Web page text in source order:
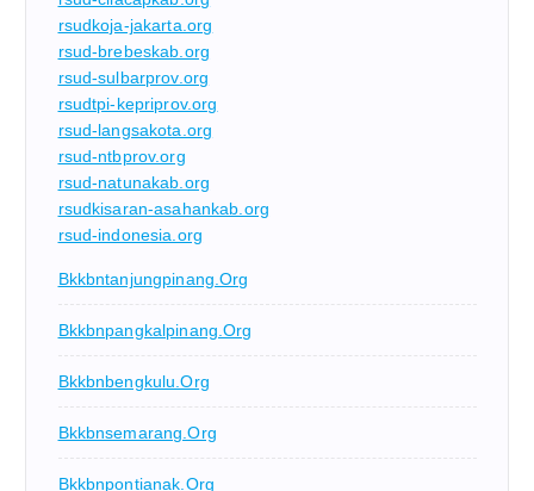
rsudkoja-jakarta.org
rsud-brebeskab.org
rsud-sulbarprov.org
rsudtpi-kepriprov.org
rsud-langsakota.org
rsud-ntbprov.org
rsud-natunakab.org
rsudkisaran-asahankab.org
rsud-indonesia.org
Bkkbntanjungpinang.org
Bkkbnpangkalpinang.org
Bkkbnbengkulu.org
Bkkbnsemarang.org
Bkkbnpontianak.org